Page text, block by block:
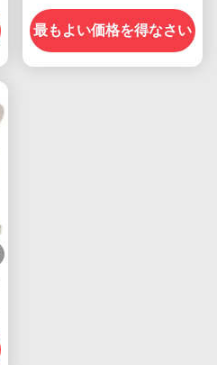
ラック用トレーラー用反
射テープステッカー
最もよい価格を得なさい